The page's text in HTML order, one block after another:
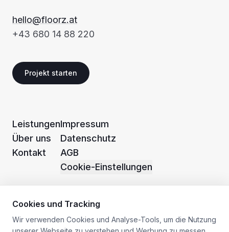
hello@floorz.at
+43 680 14 88 220
Projekt starten
Leistungen
Über uns
Kontakt
Impressum
Datenschutz
AGB
Cookie-Einstellungen
Cookies und Tracking
Wir verwenden Cookies und Analyse-Tools, um die Nutzung